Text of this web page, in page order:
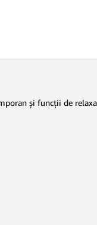
și funcții de